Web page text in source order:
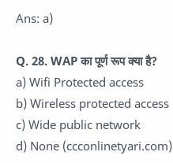
Ans: a)
Q. 28. WAP का पूर्ण रूप क्या है?
a) Wifi Protected access
b) Wireless protected access
c) Wide public network
d) None (ccconlinetyari.com)